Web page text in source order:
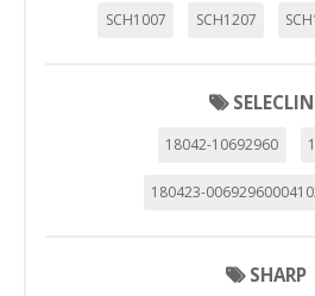
SCH1007 SCH1207
18042-10692960
180423-
SHARP